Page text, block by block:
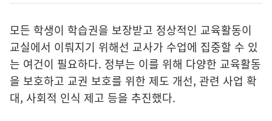
모든 학생이 학습권을 보장받고 정상적인 교육활동이
교실에서 이뤄지기 위해선 교사가 수업에 집중할 수 있
는 여건이 필요하다. 정부는 이를 위해 다양한 교육활동
을 보호하고 교권 보호를 위한 제도 개선, 관련 사업 확
대, 사회적 인식 제고 등을 추진했다.